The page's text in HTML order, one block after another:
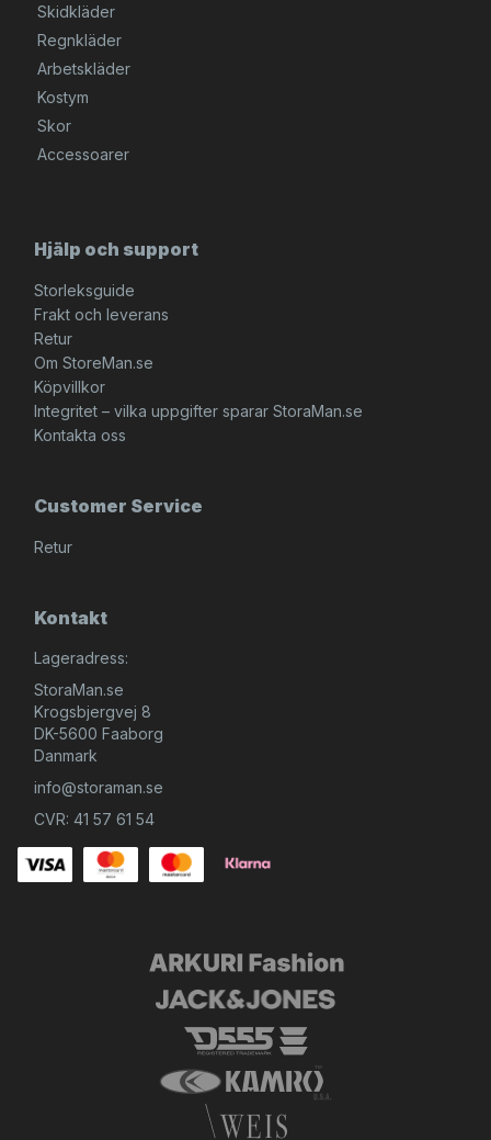
Skidkläder
Regnkläder
Arbetskläder
Kostym
Skor
Accessoarer
Hjälp och support
Storleksguide
Frakt och leverans
Retur
Om StoreMan.se
Köpvillkor
Integritet – vilka uppgifter sparar StoraMan.se
Kontakta oss
Customer Service
Retur
Kontakt
Lageradress:
StoraMan.se
Krogsbjergvej 8
DK-5600 Faaborg
Danmark
info@storaman.se
CVR: 41 57 61 54